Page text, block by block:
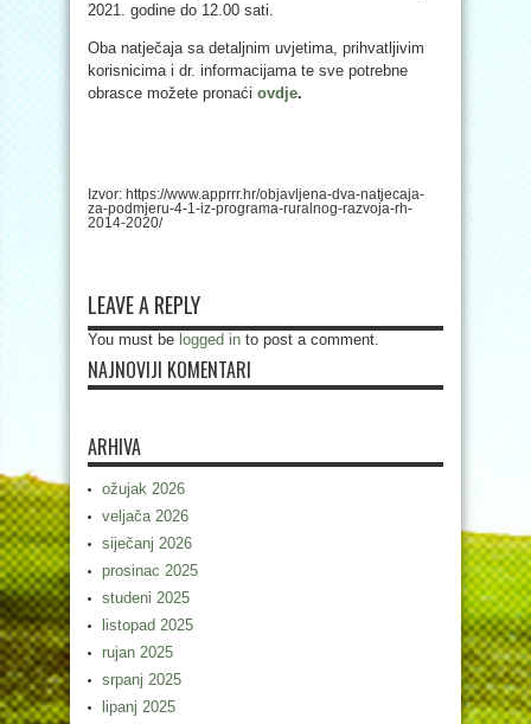
2021. godine do 12.00 sati.
Oba natječaja sa detaljnim uvjetima, prihvatljivim
korisnicima i dr. informacijama te sve potrebne
obrasce možete pronaći ovdje.
Izvor: https://www.apprrr.hr/objavljena-dva-natjecaja-
za-podmjeru-4-1-iz-programa-ruralnog-razvoja-rh-
2014-2020/
LEAVE A REPLY
You must be logged in to post a comment.
NAJNOVIJI KOMENTARI
ARHIVA
ožujak 2026
veljača 2026
siječanj 2026
prosinac 2025
studeni 2025
listopad 2025
rujan 2025
srpanj 2025
lipanj 2025